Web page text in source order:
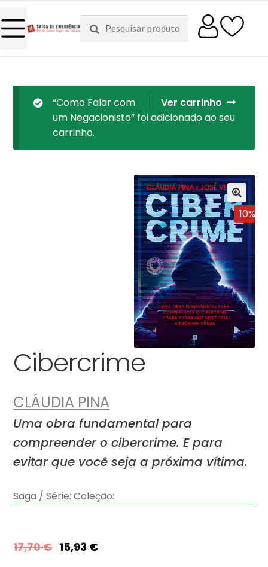
Pesquisar
por:
Pesquisa
Ver carrinho
“Como Falar com
um Negacionista” foi adicionado ao seu
carrinho.
10%
Cibercrime
CLÁUDIA PINA
Uma obra fundamental para
compreender o cibercrime. E para
evitar que você seja a próxima vítima.
Saga / Série: Coleção:
17,70€ 15,93 €